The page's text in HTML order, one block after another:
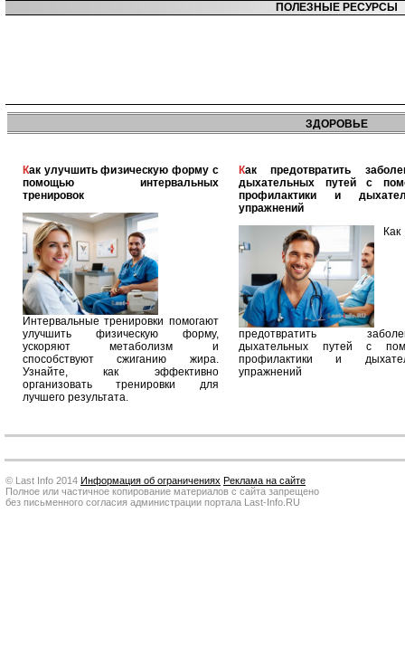
ПОЛЕЗНЫЕ РЕСУРСЫ
ЗДОРОВЬЕ
Как улучшить физическую форму с
помощью интервальных
тренировок
Интервальные тренировки помогают
улучшить физическую форму,
ускоряют метаболизм и
способствуют сжиганию жира.
Узнайте, как эффективно
организовать тренировки для
лучшего результата.
Как предотвратить заболевания
дыхательных путей с
профилактики и
упражнений
Как
предотвратить
дыхательных путей с
профилактики и
упражнений
© Last Info 2014 Информация об ограничениях Реклама на сайте
Полное или частичное копирование материалов с сайта запрещено
без письменного согласия администрации портала Last-Info.RU